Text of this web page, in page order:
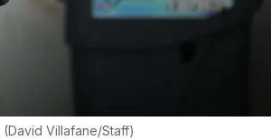
(David Villafane/Staff)